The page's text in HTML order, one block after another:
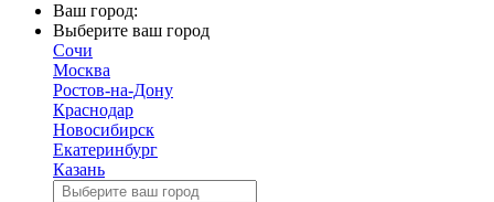
Ваш город:
Выберите ваш город
Сочи
Москва
Ростов-на-Дону
Краснодар
Новосибирск
Екатеринбург
Казань